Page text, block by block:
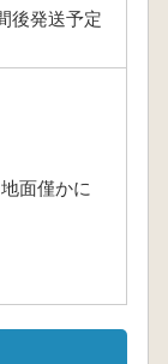
後発送予定
面僅かに